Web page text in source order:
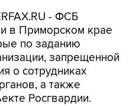
- ФСБ
в Приморском крае
по заданию
запрещенной
о сотрудниках
а также
Росгвардии.